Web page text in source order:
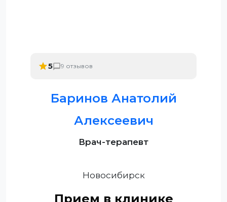
5 9 отзывов
Баринов Анатолий
Алексеевич
Врач-терапевт
Новосибирск
Прием в клинике